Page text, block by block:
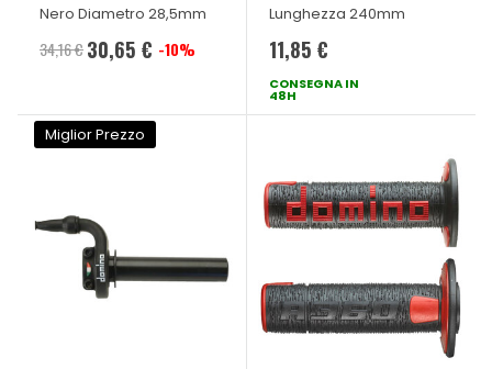
Nero Diametro 28,5mm
34,16 € Prezzo
30,65 € -10%
Lunghezza 240mm
11,85 €
CONSEGNA IN
48H
Miglior Prezzo